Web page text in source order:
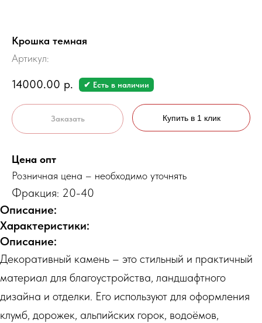
Крошка темная
Артикул:
14000.00 р. ✔ Есть в наличии
Заказать Купить в 1 клик
Цена опт
Розничная цена – необходимо уточнять
Фракция: 20-40
Описание:
Характеристики:
Описание:
Декоративный камень – это стильный и практичный
материал для благоустройства, ландшафтного
дизайна и отделки. Его используют для оформления
клумб, дорожек, альпийских горок, водоёмов,